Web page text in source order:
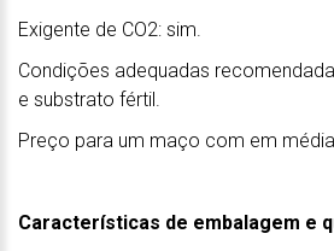
Exigente de CO2: sim.
Condições adequadas
e substrato fértil.
Preço para um maço com em
Características de embalagem e